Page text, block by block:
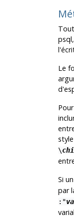
psql
Le
\
Si
par
:"